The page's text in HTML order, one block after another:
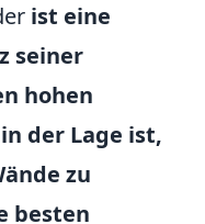
ist eine
seiner
hohen
der Lage ist,
zu
besten